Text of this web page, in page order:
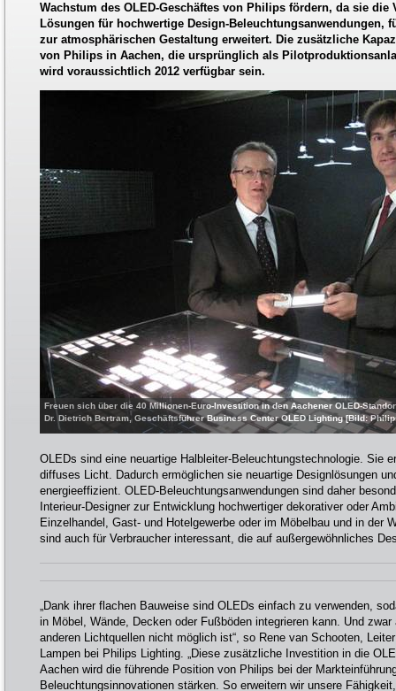
Wachstum des OLED-Geschäftes von Philips fördern, da sie die
Lösungen für hochwertige Design-Beleuchtungsanwendungen,
zur atmosphärischen Gestaltung erweitert. Die zusätzliche
von Philips in Aachen, die ursprünglich als
wird voraussichtlich 2012 verfügbar sein.
Freuen sich über die 40 Millionen-Euro-Investition in den Aachener OLED-
Dr. Dietrich Bertram, Geschäftsführer Business Center OLED Lighting [Bild:
OLEDs sind eine neuartige Halbleiter-Beleuchtungstechnologie. Sie
diffuses Licht. Dadurch ermöglichen sie neuartige Designlösungen
energieeffizient. OLED-Beleuchtungsanwendungen sind daher
Interieur-Designer zur Entwicklung hochwertiger dekorativer oder
Einzelhandel, Gast- und Hotelgewerbe oder im Möbelbau und in der
sind auch für Verbraucher interessant, die auf außergewöhnliches
„Dank ihrer flachen Bauweise sind OLEDs einfach zu verwenden,
in Möbel, Wände, Decken oder Fußböden integrieren kann. Und
anderen Lichtquellen nicht möglich ist“, so Rene van Schooten,
Lampen bei Philips Lighting. „Diese zusätzliche Investition in die
Aachen wird die führende Position von Philips bei der
Beleuchtungsinnovationen stärken. So erweitern wir unsere